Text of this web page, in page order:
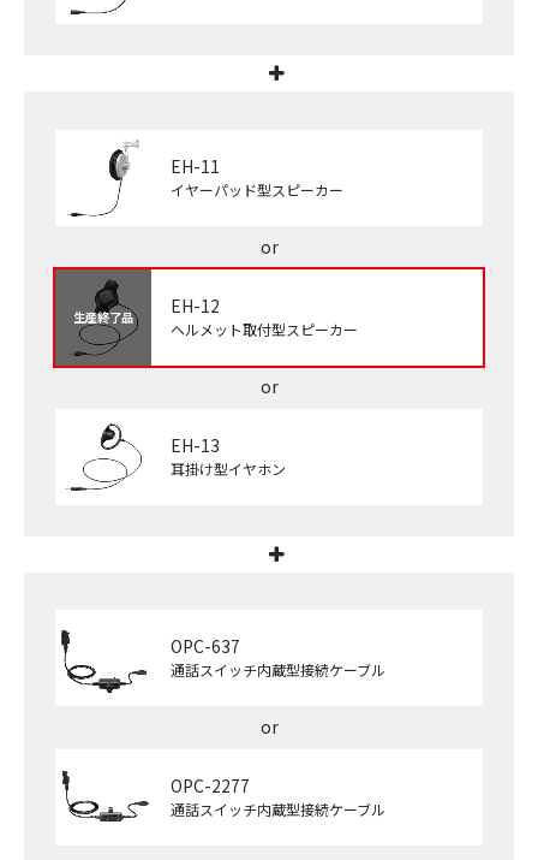
EH-11
イヤーパッド型スピーカー
生産終了品 EH-12
ヘルメット取付型スピーカー
EH-13
耳掛け型イヤホン
OPC-637
通話スイッチ内蔵型接続ケーブル
OPC-2277
通話スイッチ内蔵型接続ケーブル